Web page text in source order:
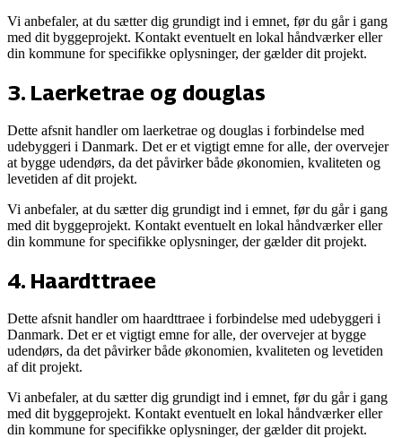
Vi anbefaler, at du sætter dig grundigt ind i emnet, før du går i gang
med dit byggeprojekt. Kontakt eventuelt en lokal håndværker eller
din kommune for specifikke oplysninger, der gælder dit projekt.
3. Laerketrae og douglas
Dette afsnit handler om laerketrae og douglas i forbindelse med
udebyggeri i Danmark. Det er et vigtigt emne for alle, der overvejer
at bygge udendørs, da det påvirker både økonomien, kvaliteten og
levetiden af dit projekt.
Vi anbefaler, at du sætter dig grundigt ind i emnet, før du går i gang
med dit byggeprojekt. Kontakt eventuelt en lokal håndværker eller
din kommune for specifikke oplysninger, der gælder dit projekt.
4. Haardttraee
Dette afsnit handler om haardttraee i forbindelse med udebyggeri i
Danmark. Det er et vigtigt emne for alle, der overvejer at bygge
udendørs, da det påvirker både økonomien, kvaliteten og levetiden
af dit projekt.
Vi anbefaler, at du sætter dig grundigt ind i emnet, før du går i gang
med dit byggeprojekt. Kontakt eventuelt en lokal håndværker eller
din kommune for specifikke oplysninger, der gælder dit projekt.